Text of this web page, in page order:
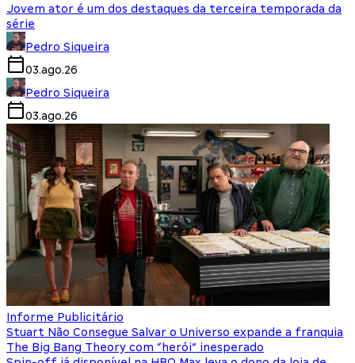
Jovem ator é um dos destaques da terceira temporada da
série
Pedro Siqueira
03.ago.26
Pedro Siqueira
03.ago.26
Informe Publicitário
Stuart Não Consegue Salvar o Universo expande a franquia
The Big Bang Theory com “herói” inesperado